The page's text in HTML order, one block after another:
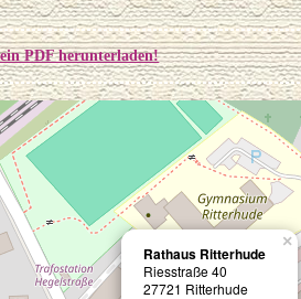
PDF herunterladen!
Rathaus Ritterhude
Riesstraße 40
27721 Ritterhude
×